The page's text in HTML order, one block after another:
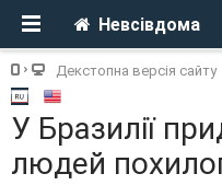
Невсівдома
Декстопна версія сайту
У Бразилії
людей